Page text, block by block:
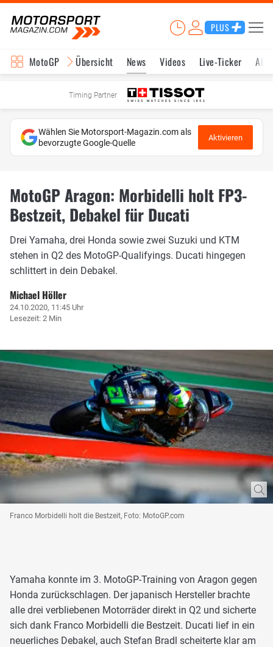
PLUS
MotoGP Übersicht News Videos Live-Ticker
Timing Partner
Wählen Sie Motorsport-Magazin.com als
bevorzugte Google-Quelle
Aktivieren
MotoGP Aragon: Morbidelli holt FP3-
Bestzeit, Debakel für Ducati
Drei Yamaha, drei Honda sowie zwei Suzuki und KTM
stehen in Q2 des MotoGP-Qualifyings. Ducati hingegen
schlittert in dein Debakel.
Michael Höller
24.10.2020, 11:45 Uhr
Lesezeit: 2 Min
Franco Morbidelli holt die Bestzeit, Foto: MotoGP.com
Yamaha konnte im 3. MotoGP-Training von Aragon gegen
Honda zurückschlagen. Der japanisch Hersteller brachte
alle drei verbliebenen Motorräder direkt in Q2 und sicherte
sich dank Franco Morbidelli die Bestzeit. Ducati lief in ein
neuerliches Debakel, auch Stefan Bradl scheiterte klar am